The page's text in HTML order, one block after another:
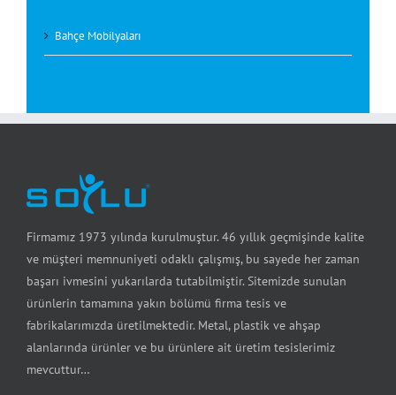
Bahçe Mobilyaları
Firmamız 1973 yılında kurulmuştur. 46 yıllık geçmişinde kalite
ve müşteri memnuniyeti odaklı çalışmış, bu sayede her zaman
başarı ivmesini yukarılarda tutabilmiştir. Sitemizde sunulan
ürünlerin tamamına yakın bölümü firma tesis ve
fabrikalarımızda üretilmektedir. Metal, plastik ve ahşap
alanlarında ürünler ve bu ürünlere ait üretim tesislerimiz
mevcuttur…